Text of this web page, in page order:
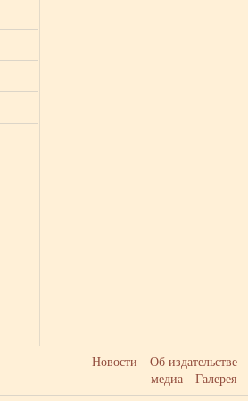
Новости Об издательстве
медиа
Галерея